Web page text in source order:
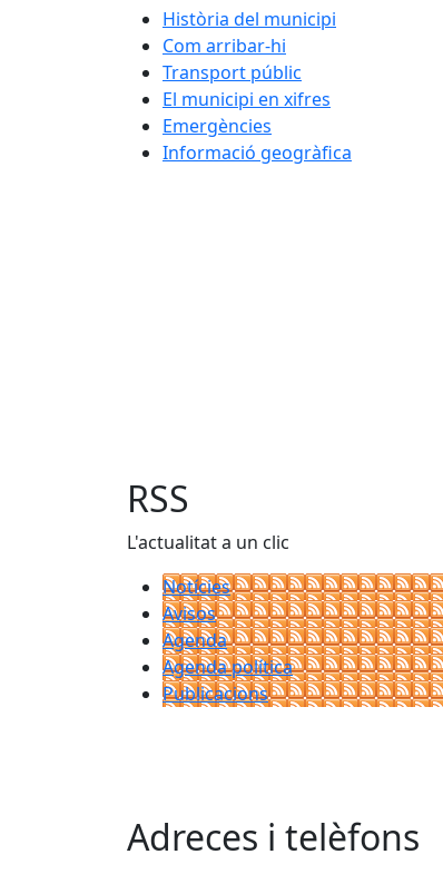
Història del municipi
Com arribar-hi
Transport públic
El municipi en xifres
Emergències
Informació geogràfica
RSS
L'actualitat a un clic
Notícies
Avisos
Agenda
Agenda política
Publicacions
Adreces i telèfons